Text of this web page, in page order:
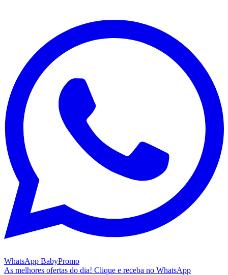
WhatsApp BabyPromo
As melhores ofertas do dia! Clique e receba no WhatsApp